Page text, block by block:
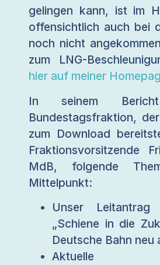
gelingen kann, ist im
offensichtlich auch bei
noch nicht
zum LNG-
hier auf meiner
In seinem
Bundestagsfraktion,
zum Download
Fraktionsvorsitzende
MdB, folgende
Mittelpunkt:
Unser
„Schiene in die
Deutsche Bahn neu
Aktuelle